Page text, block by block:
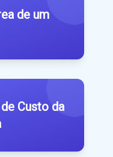
de um
Custo da